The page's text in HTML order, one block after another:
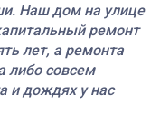
Наш дом на улице
ремонт
лет, а ремонта
либо совсем
и дождях у нас